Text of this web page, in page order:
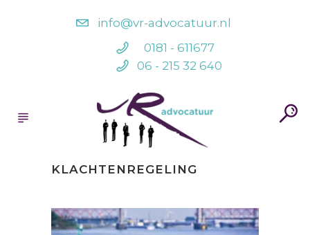
info@vr-advocatuur.nl
0181 - 611677
06 - 215 32 640
KLACHTENREGELING